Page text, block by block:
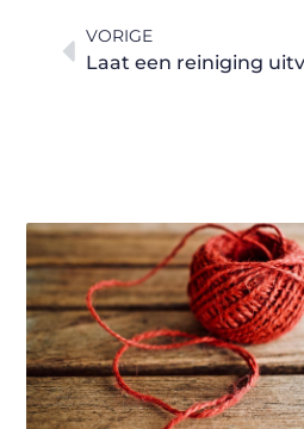
VORIGE
Laat een reiniging